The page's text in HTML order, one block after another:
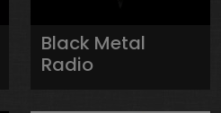
Black Metal
Radio